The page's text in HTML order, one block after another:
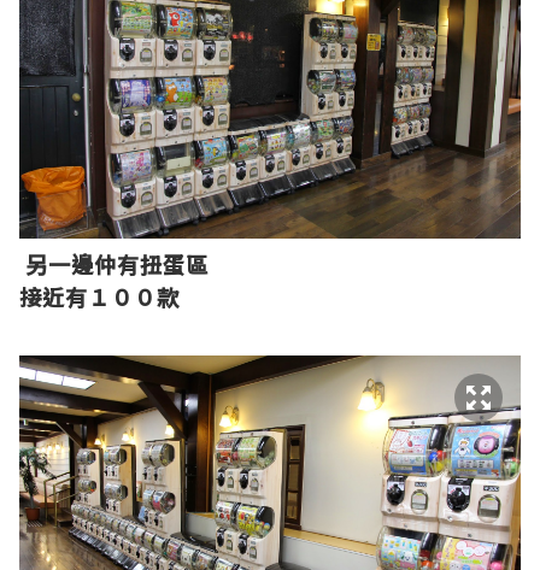
另一邊仲有扭蛋區
接近有１００款